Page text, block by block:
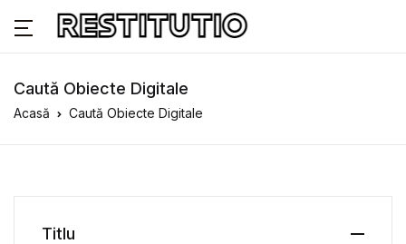
Caută Obiecte Digitale
Acasă Caută Obiecte Digitale
Titlu